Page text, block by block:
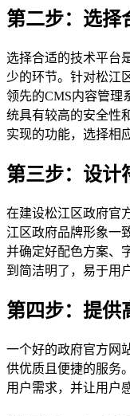
第二步：选择
选择合适的技术平台
少的环节。针对松江
领先的CMS内容管理
统具有较高的安全性
实现的功能，选择相
第三步：设计
在建设松江区政府官
江区政府品牌形象一
并确定好配色方案、
到简洁明了，易于用
第四步：提供
一个好的政府官方网
供优质且便捷的服务
用户需求，并让用户